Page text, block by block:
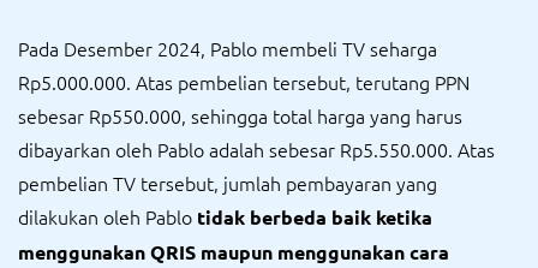
Pada Desember 2024, Pablo membeli TV seharga
Rp5.000.000. Atas pembelian tersebut, terutang PPN
sebesar Rp550.000, sehingga total harga yang harus
dibayarkan oleh Pablo adalah sebesar Rp5.550.000. Atas
pembelian TV tersebut, jumlah pembayaran yang
dilakukan oleh Pablo tidak berbeda baik ketika
menggunakan QRIS maupun menggunakan cara